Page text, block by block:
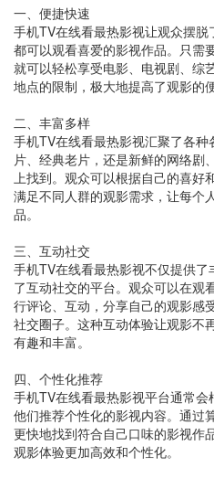
一、便捷快速
手机TV在线看最热影视让观众摆
都可以观看喜爱的影视作品。只需
就可以轻松享受电影、电视剧、综
地点的限制，极大地提高了观影的
二、丰富多样
手机TV在线看最热影视汇聚了各
片、经典老片，还是新鲜的网络剧
上找到。观众可以根据自己的喜好
满足不同人群的观影需求，让每个
品。
三、互动社交
手机TV在线看最热影视不仅提供
了互动社交的平台。观众可以在观
行评论、互动，分享自己的观影感
社交圈子。这种互动体验让观影不
有趣和丰富。
四、个性化推荐
手机TV在线看最热影视平台通常
他们推荐个性化的影视内容。通过
更快地找到符合自己口味的影视作
观影体验更加高效和个性化。